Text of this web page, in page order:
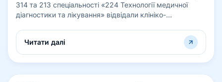
314 та 213 спеціальності «224 Технології медичної
діагностики та лікування» відвідали клініко-
Читати далі